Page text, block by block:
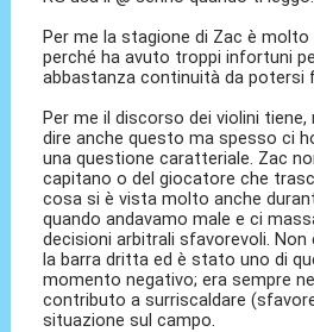
Per me la stagione di Zac è molto
perché ha avuto troppi infortuni
abbastanza continuità da potersi
Per me il discorso dei violini
dire anche questo ma spesso ci
una questione caratteriale. Zac
capitano o del giocatore che
cosa si è vista molto anche
quando andavamo male e ci
decisioni arbitrali sfavorevoli.
la barra dritta ed è stato uno di
momento negativo; era sempre
contributo a surriscaldare
situazione sul campo.